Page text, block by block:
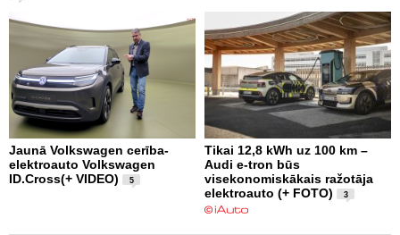
Jaunā Volkswagen cerība-
elektroauto Volkswagen
ID.Cross(+ VIDEO)
5
Tikai 12,8 kWh uz 100 km –
Audi e-tron būs
visekonomiskākais ražotāja
elektroauto (+ FOTO)
3